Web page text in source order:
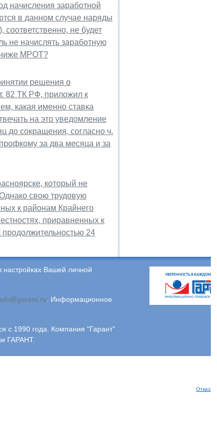
начисления заработной
в данном случае наряды
соответственно, не будет
не начислять заработную
ниже МРОТ?
решения о
82 ТК РФ, приложил к
какая именно ставка
на это уведомление
до сокращения, согласно ч.
за два месяца и за
который не
свою трудовую
к районам Крайнего
приравненных к
24
настройках Вашей личной
Информационное
1990 года. Компания "Гарант"
ГАРАНТ.